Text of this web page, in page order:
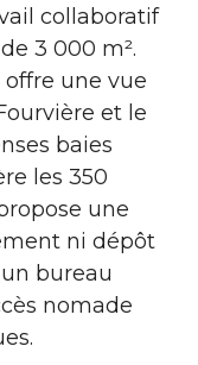
collaboratif
3 000 m².
offre une vue
et le
baies
les 350
une
ni dépôt
bureau
nomade